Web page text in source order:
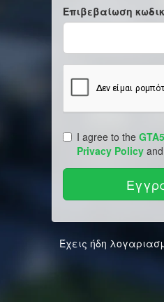
Επιβεβαίωση
I agree to the
Privacy Policy and
Έχεις ήδη